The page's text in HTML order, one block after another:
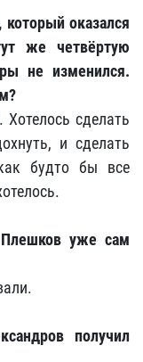
оказался
же четвёртую
не изменился.
сделать
и сделать
будто бы все
уже сам
получил